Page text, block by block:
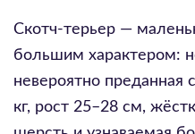
Скотч-терьер —
большим характером:
невероятно преданная
кг, рост 25–28 см,